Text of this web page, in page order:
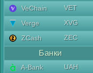
VeChain
VET
Verge
XVG
ZCash
ZEC
Банки
A-Bank
UAH